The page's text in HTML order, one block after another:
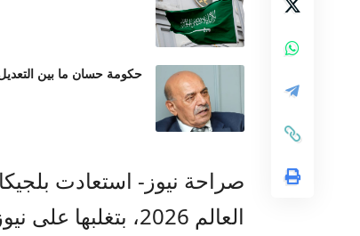
حكومة حسان ما بين
صراحة نيوز- استعادت